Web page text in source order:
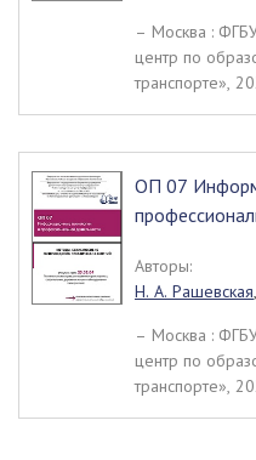
– Москва :
центр по
транспорте»,
ОП 07
Авторы:
Н. А. Рашевская,
– Москва :
центр по
транспорте»,